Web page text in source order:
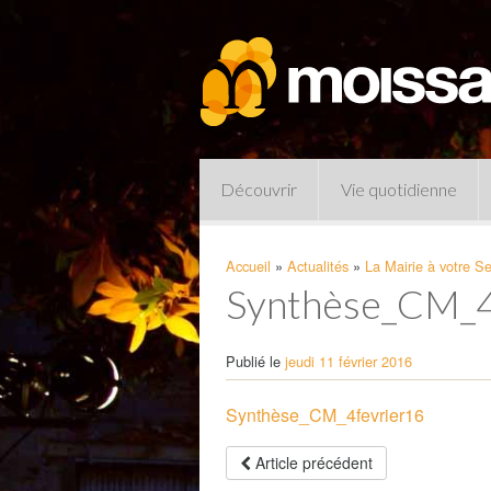
Découvrir Vie quotidienne
Pharmacies de garde
Accueil » Actualités » La Mairie à votre
Publié le jeudi 11 février 2016
Synthèse_CM_4fevrier16
Article précédent